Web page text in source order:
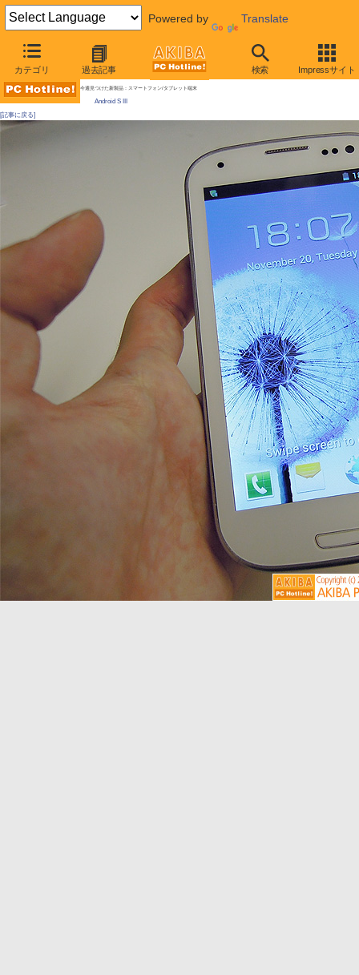
Powered by Translate
カテゴリ 過去記事 検索 Impressサイト
AKIBA PC Hotline!
[拡大画像]“ニセGALAXY S III”が登場、パッケージなどもそっくり
今週見つけた新製品：スマートフォン/タブレット端末
Android S III
[記事に戻る]